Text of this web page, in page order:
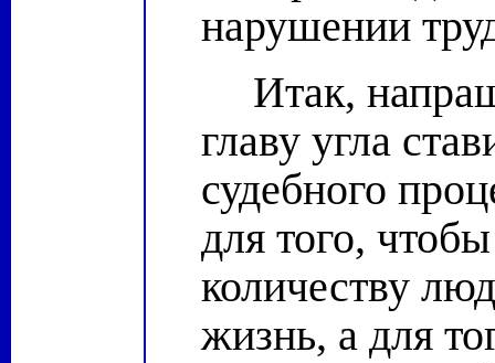
нарушении
Итак,
главу угла
судебного
для того,
количеству
жизнь, а для